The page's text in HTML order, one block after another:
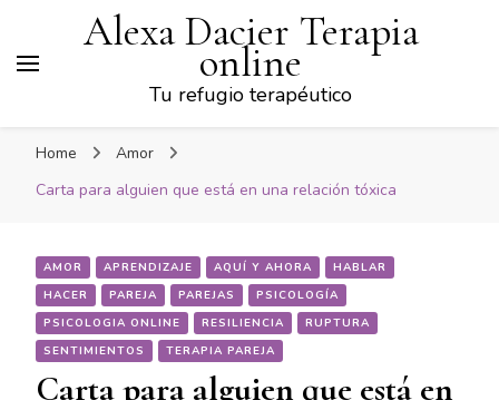
Alexa Dacier Terapia
online
Tu refugio terapéutico
Home
Amor
Carta para alguien que está en una relación tóxica
AMOR APRENDIZAJE AQUÍ Y AHORA
HABLAR
HACER
PAREJA PAREJAS
PSICOLOGÍA
PSICOLOGIA ONLINE
RESILIENCIA
RUPTURA
SENTIMIENTOS
TERAPIA PAREJA
Carta para alguien que está en